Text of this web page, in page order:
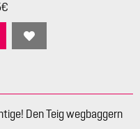
Den Teig wegbaggern